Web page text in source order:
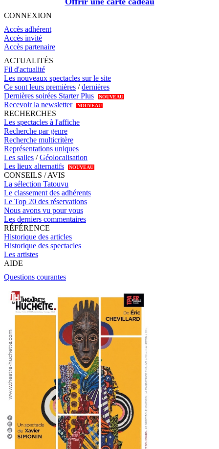
CONNEXION
Accès adhérent
Accès invité
Accès partenaire
ACTUALITÉS
Fil d'actualité
Les nouveaux spectacles sur le site
Ce sont leurs premières /dernières
Dernières soirées Starter Plus
NOUVEAU
Recevoir la newsletter NOUVEAU
RECHERCHES
Les spectacles à l'affiche
Recherche par genre
Recherche multicritère
Représentations uniques
Les salles /Géolocalisation
Les lieux alternatifs
NOUVEAU
CONSEILS / AVIS
La sélection Tatouvu
Le classement des adhérents
Le Top 20 des réservations
Nous avons vu pour vous
Les derniers commentaires
RÉFÉRENCE
Historique des articles
Historique des spectacles
Les artistes
AIDE
Questions courantes